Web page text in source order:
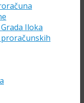
Iloka
proračunskih